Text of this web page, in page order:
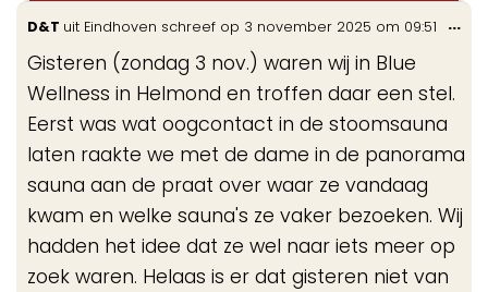
D&T uit Eindhoven schreef op 3 november 2025 om 09:51
Gisteren (zondag 3 nov.) waren wij in Blue
Wellness in Helmond en troffen daar een stel.
Eerst was wat oogcontact in de stoomsauna
laten raakte we met de dame in de panorama
sauna aan de praat over waar ze vandaag
kwam en welke sauna's ze vaker bezoeken. Wij
hadden het idee dat ze wel naar iets meer op
zoek waren. Helaas is er dat gisteren niet van
...